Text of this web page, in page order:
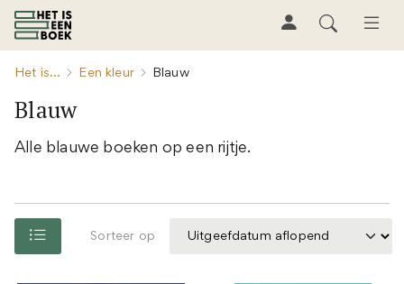
Het is... Een kleur Blauw
Blauw
Alle blauwe boeken op een rijtje.
Sorteer op